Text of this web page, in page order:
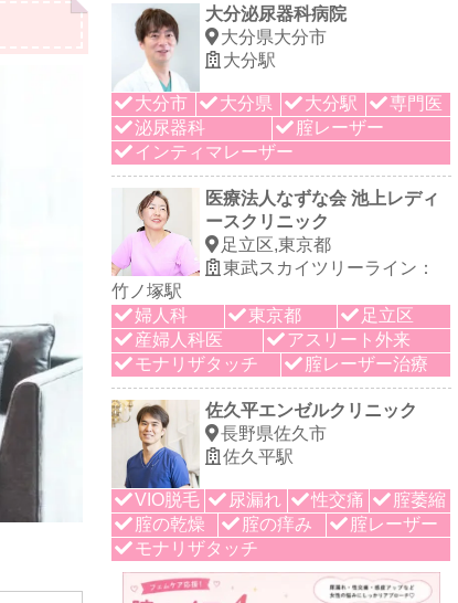
大分泌尿器科病院
大分県大分市
大分駅
大分市 大分県 大分駅
専門医
泌尿器科
腟レーザー
インティマレーザー
医療法人なずな会 池上レディ
ースクリニック
足立区,東京都
東武スカイツリーライン：
竹ノ塚駅
婦人科
東京都
足立区
産婦人科医
アスリート外来
モナリザタッチ
腟レーザー治療
佐久平エンゼルクリニック
長野県佐久市
佐久平駅
VIO脱毛 尿漏れ 性交痛
腟萎縮
腟の乾燥
腟の痒み
腟レーザー
モナリザタッチ